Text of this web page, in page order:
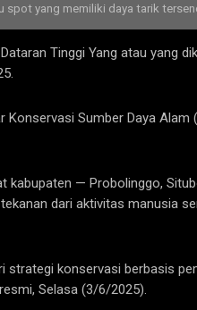
spot yang memiliki daya tarik
Tinggi Yang atau yang
Konservasi Sumber Daya
kabupaten — Probolinggo,
dari aktivitas manusia
strategi konservasi berbasis
Selasa (3/6/2025).